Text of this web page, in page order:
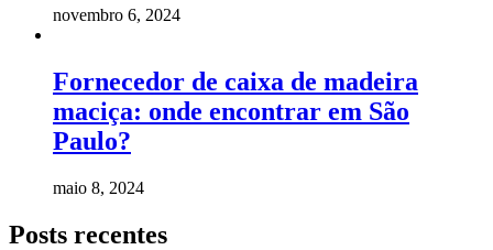
novembro 6, 2024
Fornecedor de caixa de madeira
maciça: onde encontrar em São
Paulo?
maio 8, 2024
Posts recentes